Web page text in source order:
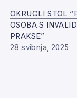
OKRUGLI STOL
OSOBA S
PRAKSE”
28 svibnja, 2025